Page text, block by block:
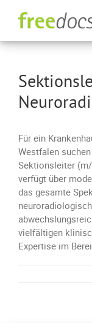
Für ein
Westfalen
Sektionsleiter
verfügt über
das gesamte
vielfältigen
Expertise im